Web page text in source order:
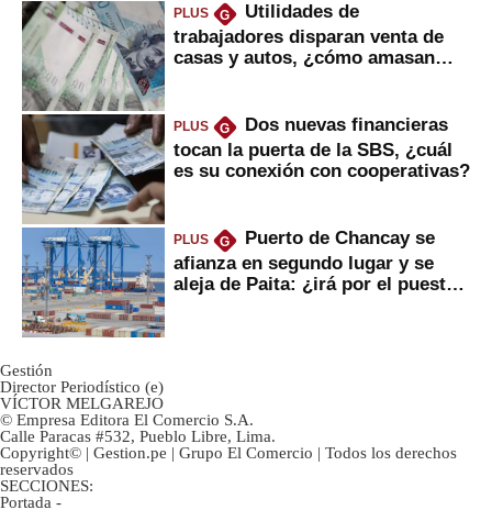
PLUS G
Utilidades de
trabajadores disparan venta de
casas y autos, ¿cómo amasan
PLUS G
Dos nuevas financieras
tocan la puerta de la SBS, ¿cuál
es su conexión con cooperativas?
PLUS G
Puerto de Chancay se
afianza en segundo lugar y se
aleja de Paita: ¿irá por el puesto
Gestión
Director Periodístico (e)
VÍCTOR MELGAREJO
© Empresa Editora El Comercio S.A.
Calle Paracas #532, Pueblo Libre, Lima.
Copyright© | Gestion.pe | Grupo El Comercio | Todos los derechos
reservados
SECCIONES:
Portada -